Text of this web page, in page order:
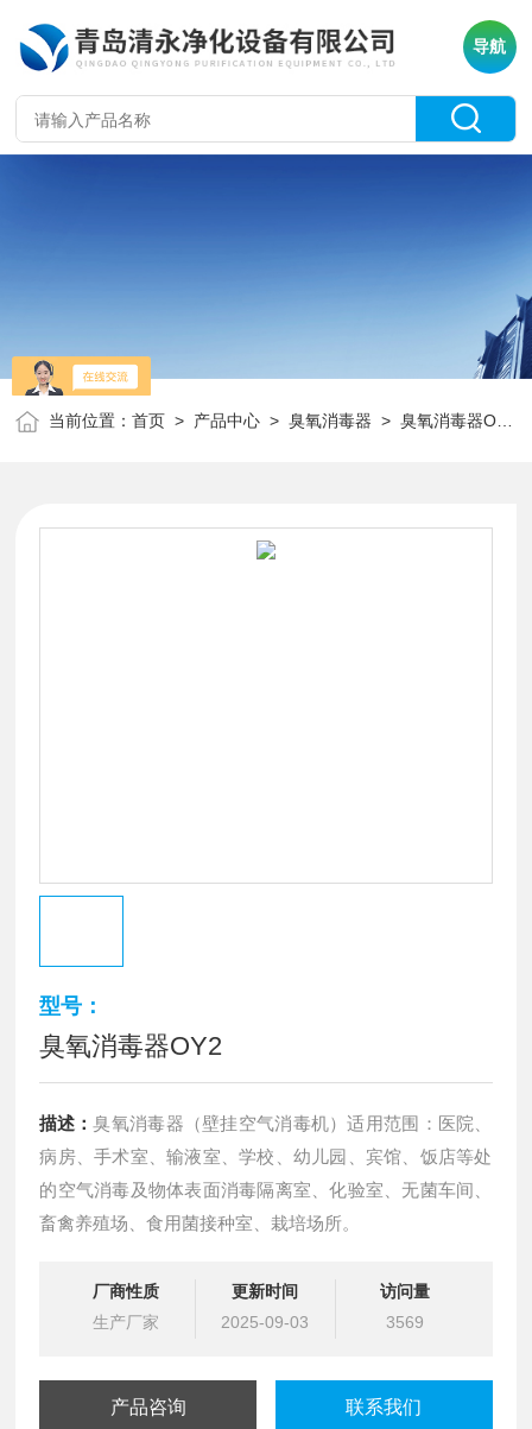
导航
当前位置：首页 > 产品中心 >臭氧消毒器 >臭氧消毒器OY2
型号：
臭氧消毒器OY2
描述：臭氧消毒器（壁挂空气消毒机）适用范围：医院、
病房、手术室、输液室、学校、幼儿园、宾馆、饭店等处
的空气消毒及物体表面消毒隔离室、化验室、无菌车间、
畜禽养殖场、食用菌接种室、栽培场所。
厂商性质
生产厂家
更新时间
2025-09-03
访问量
3569
产品咨询 联系我们